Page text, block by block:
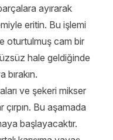
ayırarak
eritin. Bu işlemi
oturtulmuş cam bir
hale geldiğinde
ve şekeri mikser
Bu aşamada
başlayacaktır.